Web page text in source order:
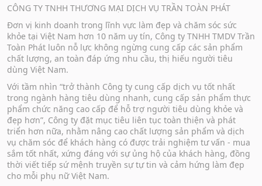
CÔNG TY TNHH THƯƠNG MẠI DỊCH VỤ TRẦN TOÀN PHÁT
Đơn vị kinh doanh trong lĩnh vực làm đẹp và chăm sóc sức
khỏe tại Việt Nam hơn 10 năm uy tín, Công ty TNHH TMDV Trần
Toàn Phát luôn nỗ lực không ngừng cung cấp các sản phẩm
chất lượng, an toàn đáp ứng nhu cầu, thị hiếu người tiêu
dùng Việt Nam.
Với tầm nhìn “trở thành Công ty cung cấp dịch vụ tốt nhất
trong ngành hàng tiêu dùng nhanh, cung cấp sản phẩm thực
phẩm chức năng cao cấp để hỗ trợ người tiêu dùng khỏe và
đẹp hơn”, Công ty đặt mục tiêu liên tục toàn thiện và phát
triển hơn nữa, nhằm nâng cao chất lượng sản phẩm và dịch
vụ chăm sóc để khách hàng có được trải nghiệm tư vấn - mua
sắm tốt nhất, xứng đáng với sự ủng hộ của khách hàng, đồng
thời viết tiếp sứ mệnh truyền sự tự tin và cảm hứng làm đẹp
cho mỗi phụ nữ Việt Nam.